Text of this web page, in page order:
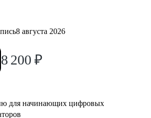
неизвестности и мнимой сложности
программу развития тебя, как
8 августа 2026
8 200 ₽
для начинающих цифровых